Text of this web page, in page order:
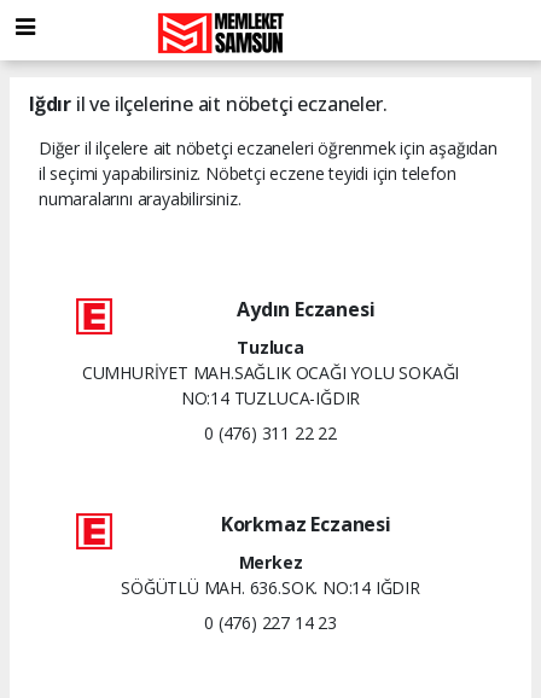
Iğdır il ve ilçelerine ait nöbetçi eczaneler.
Diğer il ilçelere ait nöbetçi eczaneleri öğrenmek için aşağıdan
il seçimi yapabilirsiniz. Nöbetçi eczene teyidi için telefon
numaralarını arayabilirsiniz.
Aydın Eczanesi
Tuzluca
CUMHURİYET MAH.SAĞLIK OCAĞI YOLU SOKAĞI
NO:14 TUZLUCA-IĞDIR
0 (476) 311 22 22
Korkmaz Eczanesi
Merkez
SÖĞÜTLÜ MAH. 636.SOK. NO:14 IĞDIR
0 (476) 227 14 23